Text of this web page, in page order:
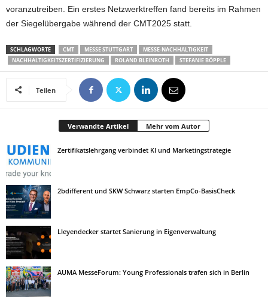
voranzutreiben. Ein erstes Netzwerktreffen fand bereits im Rahmen
der Siegelübergabe während der CMT2025 statt.
SCHLAGWORTE CMT MESSE STUTTGART
MESSE-NACHHALTIGKEIT
NACHHALTIGKEITSZERTIFIZIERUNG
ROLAND BLEINROTH STEFANIE BÖPPLE
Teilen
Verwandte Artikel Mehr vom Autor
Zertifikatslehrgang verbindet KI und Marketingstrategie
2bdifferent und SKW Schwarz starten EmpCo-BasisCheck
Lleyendecker startet Sanierung in Eigenverwaltung
AUMA MesseForum: Young Professionals trafen sich in Berlin